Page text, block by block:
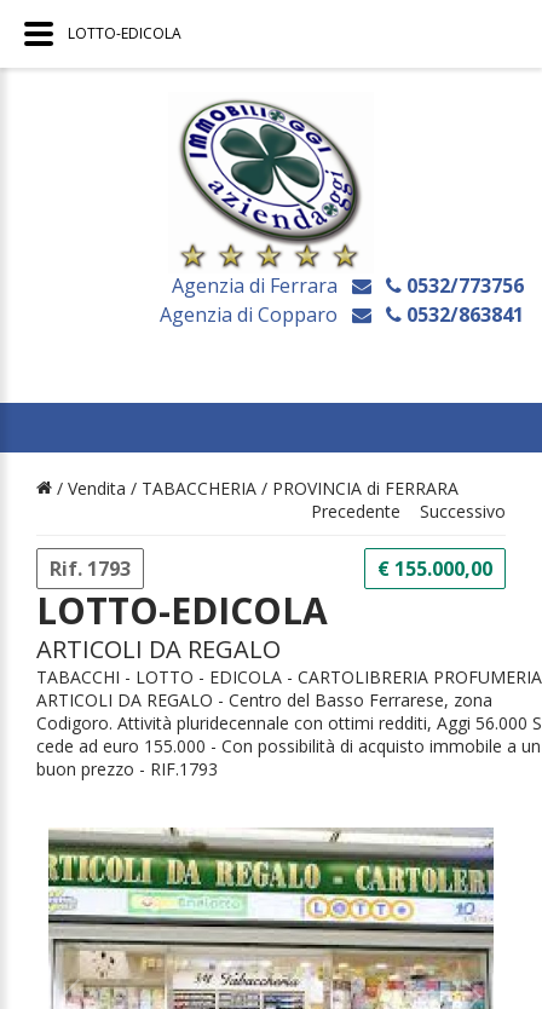
Agenzia di Ferrara
0532/773756
Agenzia di Copparo
0532/863841
/ Vendita / TABACCHERIA / PROVINCIA di FERRARA
Precedente
Successivo
Rif. 1793 € 155.000,00
LOTTO-EDICOLA
ARTICOLI DA REGALO
TABACCHI - LOTTO - EDICOLA - CARTOLIBRERIA
ARTICOLI DA REGALO - Centro del Basso Ferrarese, zona
Codigoro. Attività pluridecennale con ottimi redditi, Aggi 56.000
cede ad euro 155.000 - Con possibilità di acquisto immobile a un
buon prezzo - RIF.1793
LOTTO-EDICOLA